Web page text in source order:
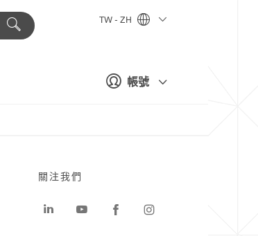
帳號
TW - ZH
關注我們